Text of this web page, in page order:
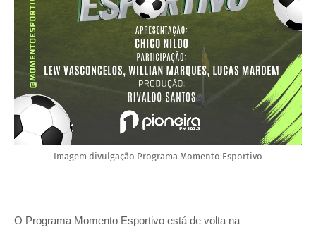
Imagem divulgação Programa Momento Esportivo
O Programa Momento Esportivo está de volta na